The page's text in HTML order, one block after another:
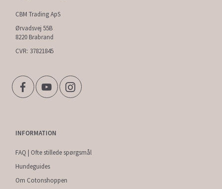
CBM Trading ApS
Ørvadsvej 55B
8220 Brabrand
CVR: 37821845
INFORMATION
FAQ | Ofte stillede spørgsmål
Hundeguides
Om Cotonshoppen